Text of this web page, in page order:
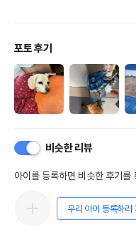
포토 후기
비슷한 리뷰
아이를 등록하면 비슷한 후기를
우리 아이 등록하러